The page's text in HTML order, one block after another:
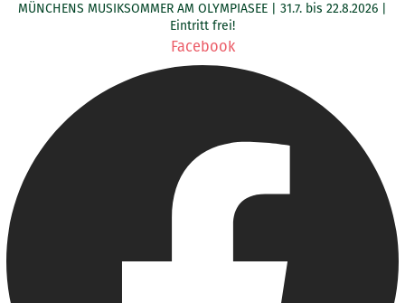
ZumMÜNCHENS MUSIKSOMMER AM OLYMPIASEE | 31.7. bis 22.8.2026 |
Eintritt frei!
Facebook